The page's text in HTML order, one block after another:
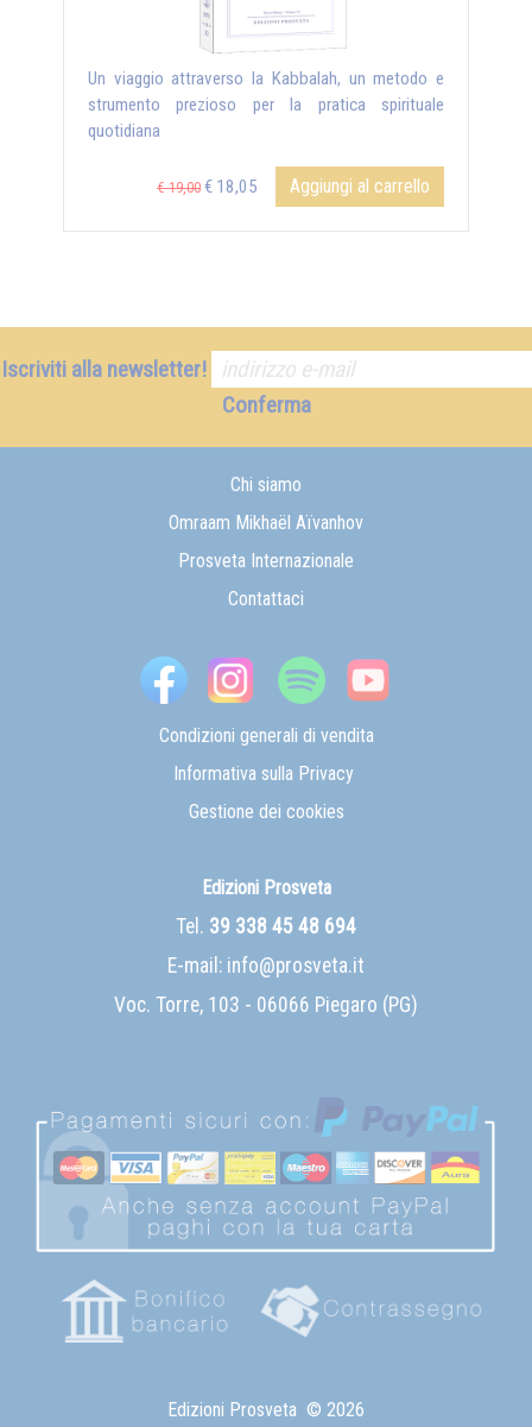
Un viaggio attraverso la Kabbalah, un metodo e
strumento prezioso per la pratica spirituale
quotidiana
€ 19,00 € 18,05 Aggiungi al carrello
Iscriviti alla newsletter!
Conferma
Chi siamo
Omraam Mikhaël Aïvanhov
Prosveta Internazionale
Contattaci
Condizioni generali di vendita
Informativa sulla Privacy
Gestione dei cookies
Edizioni Prosveta
Tel. 39 338 45 48 694
E-mail: info@prosveta.it
Voc. Torre, 103 - 06066 Piegaro (PG)
Edizioni Prosveta © 2026